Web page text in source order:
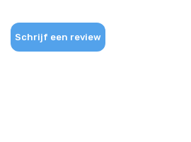
Schrijf een review